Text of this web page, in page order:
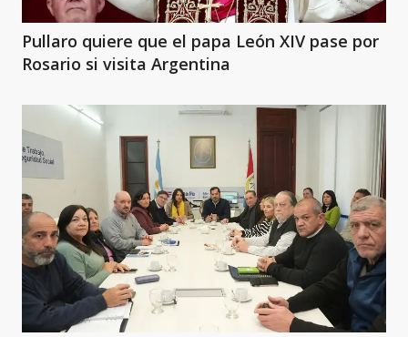
Pullaro quiere que el papa León XIV pase por
Rosario si visita Argentina